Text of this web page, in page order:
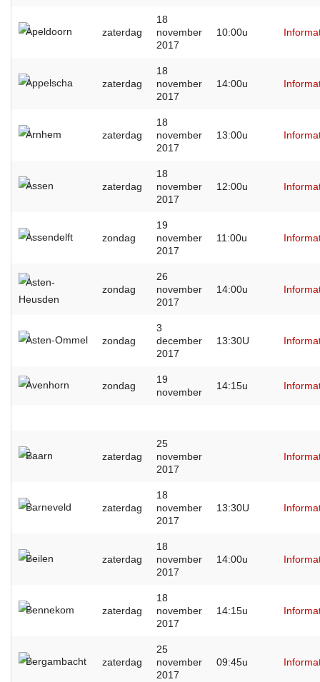
Apeldoorn zaterdag
18
november
2017
10:00u
Appelscha zaterdag
18
november
2017
14:00u
Arnhem zaterdag
18
november
2017
13:00u
Assen zaterdag
18
november
2017
12:00u
Assendelft zondag
19
november
2017
11:00u
Asten-
Heusden
zondag
26
november
2017
14:00u
Asten-Ommel zondag
3
december
2017
13:30U
Avenhorn zondag
19
november
14:15u
Baarn zaterdag
25
november
2017
Barneveld zaterdag
18
november
2017
13:30U
Beilen zaterdag
18
november
2017
14:00u
Bennekom zaterdag
18
november
2017
14:15u
Bergambacht zaterdag
25
november
2017
09:45u